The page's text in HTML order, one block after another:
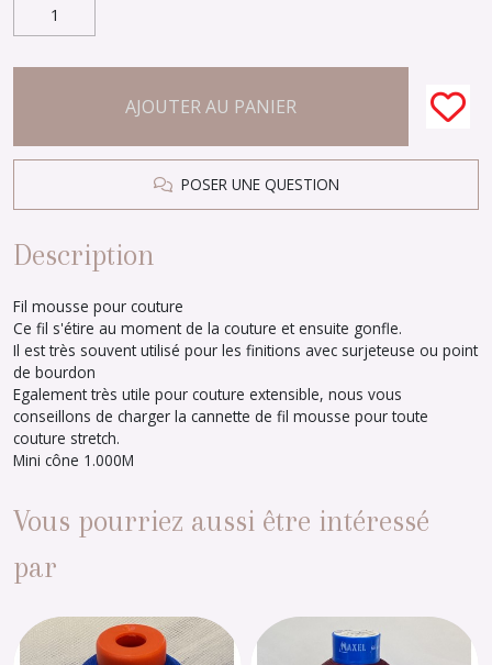
AJOUTER AU PANIER
POSER UNE QUESTION
Description
Fil mousse pour couture
Ce fil s'étire au moment de la couture et ensuite gonfle.
Il est très souvent utilisé pour les finitions avec surjeteuse ou point
de bourdon
Egalement très utile pour couture extensible, nous vous
conseillons de charger la cannette de fil mousse pour toute
couture stretch.
Mini cône 1.000M
Vous pourriez aussi être intéressé
par